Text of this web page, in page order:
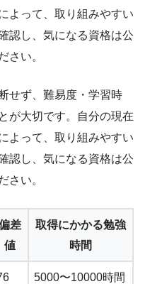
よって、取り組みやすい
認し、気になる資格は公
さい。
せず、難易度・学習時
が大切です。自分の現在
よって、取り組みやすい
認し、気になる資格は公
さい。
差
値
取得にかかる勉強
時間
5000〜10000時間